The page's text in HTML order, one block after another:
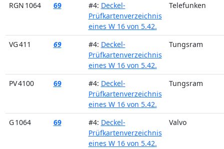
RGN 1064 69 #4: Deckel-
Prüfkartenverzeichnis
eines W 16 von 5.42.
Telefunken
VG 411 69 #4: Deckel-
Prüfkartenverzeichnis
eines W 16 von 5.42.
Tungsram
PV 4100 69 #4: Deckel-
Prüfkartenverzeichnis
eines W 16 von 5.42.
Tungsram
G 1064 69 #4: Deckel-
Prüfkartenverzeichnis
eines W 16 von 5.42.
Valvo